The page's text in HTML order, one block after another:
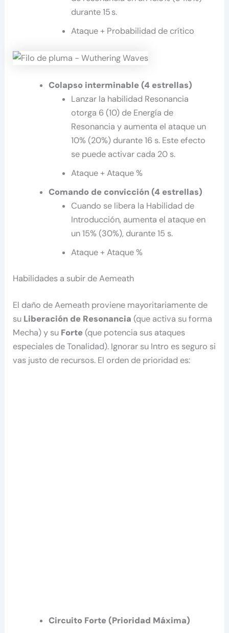
durante 15 s.
Ataque + Probabilidad de crítico
Colapso interminable (4 estrellas)
Lanzar la habilidad Resonancia
otorga 6 (10) de Energía de
Resonancia y aumenta el ataque un
10% (20%) durante 16 s. Este efecto
se puede activar cada 20 s.
Ataque + Ataque %
Comando de convicción (4 estrellas)
Cuando se libera la Habilidad de
Introducción, aumenta el ataque en
un15% (30%), durante15 s.
Ataque + Ataque %
Habilidades a subir de Aemeath
El daño de Aemeath proviene mayoritariamente de
su Liberación de Resonancia (que activa su forma
Mecha) y su Forte(que potencia sus ataques
especiales de Tonalidad). Ignorar su Intro es seguro si
vas justo de recursos. El orden de prioridad es:
Circuito Forte (Prioridad Máxima)